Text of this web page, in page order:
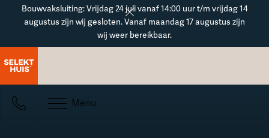
Button Text
Bouwvaksluiting: Vrijdag 24 juli vanaf 14:00 uur t/m vrijdag 14
augustus zijn wij gesloten. Vanaf maandag 17 augustus zijn
wij weer bereikbaar.
Menu